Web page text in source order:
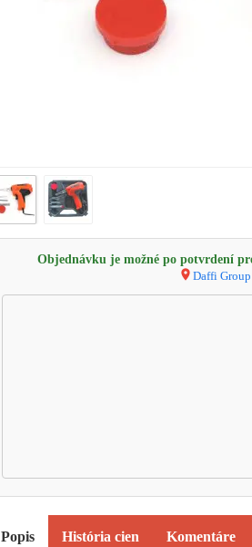
Objednávku je možné po potvrdení
Daffi Group
Popis História cien Komentáre